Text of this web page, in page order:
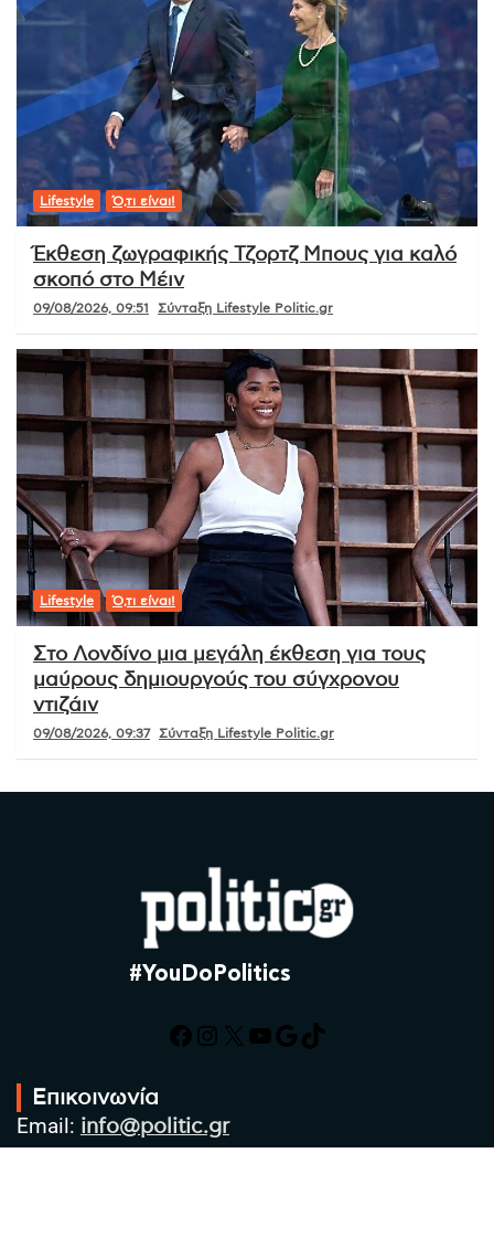
Lifestyle Ό,τι είναι!
Έκθεση ζωγραφικής Τζορτζ Μπους για καλό
σκοπό στο Μέιν
09/08/2026, 09:51 Σύνταξη Lifestyle Politic.gr
Lifestyle Ό,τι είναι!
Στο Λονδίνο μια μεγάλη έκθεση για τους
μαύρους δημιουργούς του σύγχρονου
ντιζάιν
09/08/2026, 09:37 Σύνταξη Lifestyle Politic.gr
#YouDoPolitics
Facebook
Instagram
X YouTube
Google
TikTok
Επικοινωνία
Email: info@politic.gr
Τηλ: